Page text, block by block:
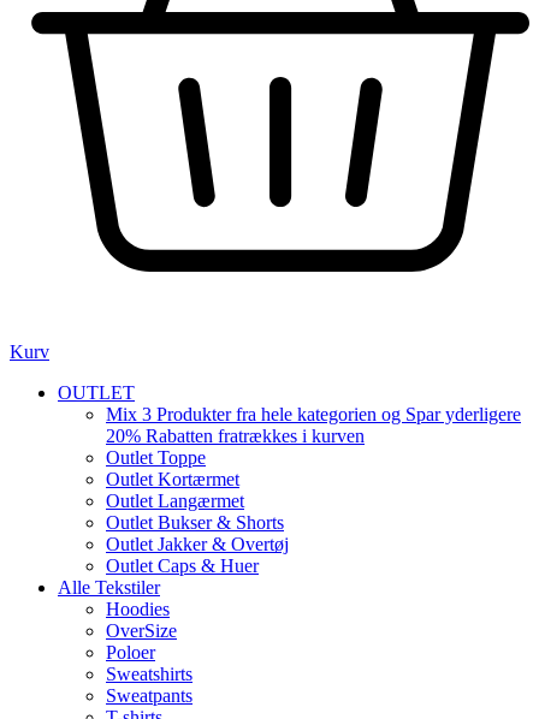
Kurv
OUTLET
Mix 3 Produkter fra hele kategorien og Spar yderligere
20% Rabatten fratrækkes i kurven
Outlet Toppe
Outlet Kortærmet
Outlet Langærmet
Outlet Bukser & Shorts
Outlet Jakker & Overtøj
Outlet Caps & Huer
Alle Tekstiler
Hoodies
OverSize
Poloer
Sweatshirts
Sweatpants